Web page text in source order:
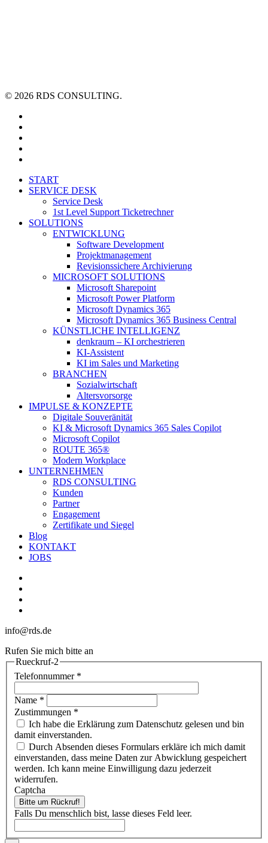
© 2026 RDS CONSULTING.
Close
Menu
START
SERVICE DESK
Service Desk
1st Level Support Ticketrechner
SOLUTIONS
ENTWICKLUNG
Software Development
Projektmanagement
Revisionssichere Archivierung
MICROSOFT SOLUTIONS
Microsoft Sharepoint
Microsoft Power Platform
Microsoft Dynamics 365
Microsoft Dynamics 365 Business Central
KÜNSTLICHE INTELLIGENZ
denkraum – KI orchestrieren
KI-Assistent
KI im Sales und Marketing
BRANCHEN
Sozialwirtschaft
Altersvorsorge
IMPULSE & KONZEPTE
Digitale Souveränität
KI & Microsoft Dynamics 365 Sales Copilot
Microsoft Copilot
ROUTE 365®
Modern Workplace
UNTERNEHMEN
RDS CONSULTING
Kunden
Partner
Engagement
Zertifikate und Siegel
Blog
KONTAKT
JOBS
info@rds.de
Rufen Sie mich bitte an
Rueckruf-2
Telefonnummer *
Name *
Zustimmungen *
Ich habe die Erklärung zum Datenschutz gelesen und bin
damit einverstanden.
Durch Absenden dieses Formulars erkläre ich mich damit
einverstanden, dass meine Daten zur Abwicklung gespeichert
werden. Ich kann meine Einwilligung dazu jederzeit
widerrufen.
Captcha
Bitte um Rückruf!
Falls Du menschlich bist, lasse dieses Feld leer.